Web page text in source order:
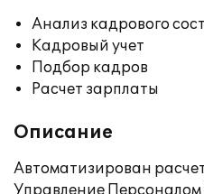
Анализ кадрового
Кадровый учет
Подбор кадров
Расчет зарплаты
Описание
Автоматизирован
Управление Персоналом